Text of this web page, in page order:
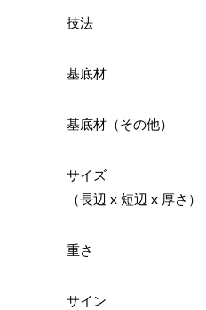
技法
基底材
基底材（その他）
サイズ
（長辺 x 短辺 x 厚さ）
重さ
サイン